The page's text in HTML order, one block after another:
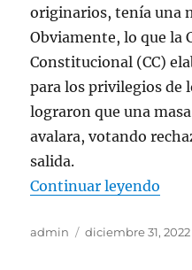
originarios, tenía una
Obviamente, lo que la
Constitucional (CC)
para los privilegios de
lograron que una
avalara, votando
salida.
Continuar leyendo
Autor
admin
Publicado
diciembre 31, 2022